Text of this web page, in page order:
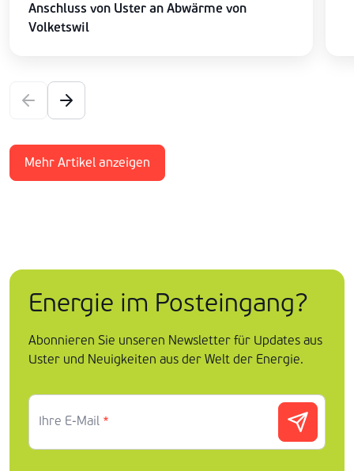
Anschluss von Uster an Abwärme von
Volketswil
Mehr Artikel anzeigen
Energie im Posteingang?
Abonnieren Sie unseren Newsletter für Updates aus
Uster und Neuigkeiten aus der Welt der Energie.
Ihre E-Mail *